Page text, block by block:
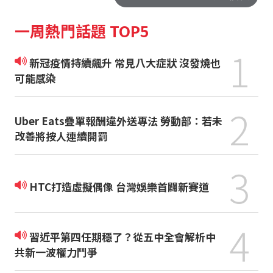
一周熱門話題 TOP5
新冠疫情持續飆升 常見八大症狀 沒發燒也
可能感染
1
Uber Eats疊單報酬違外送專法 勞動部：若未
改善將按人連續開罰
2
HTC打造虛擬偶像 台灣娛樂首闢新賽道 3
習近平第四任期穩了？從五中全會解析中
共新一波權力鬥爭
4